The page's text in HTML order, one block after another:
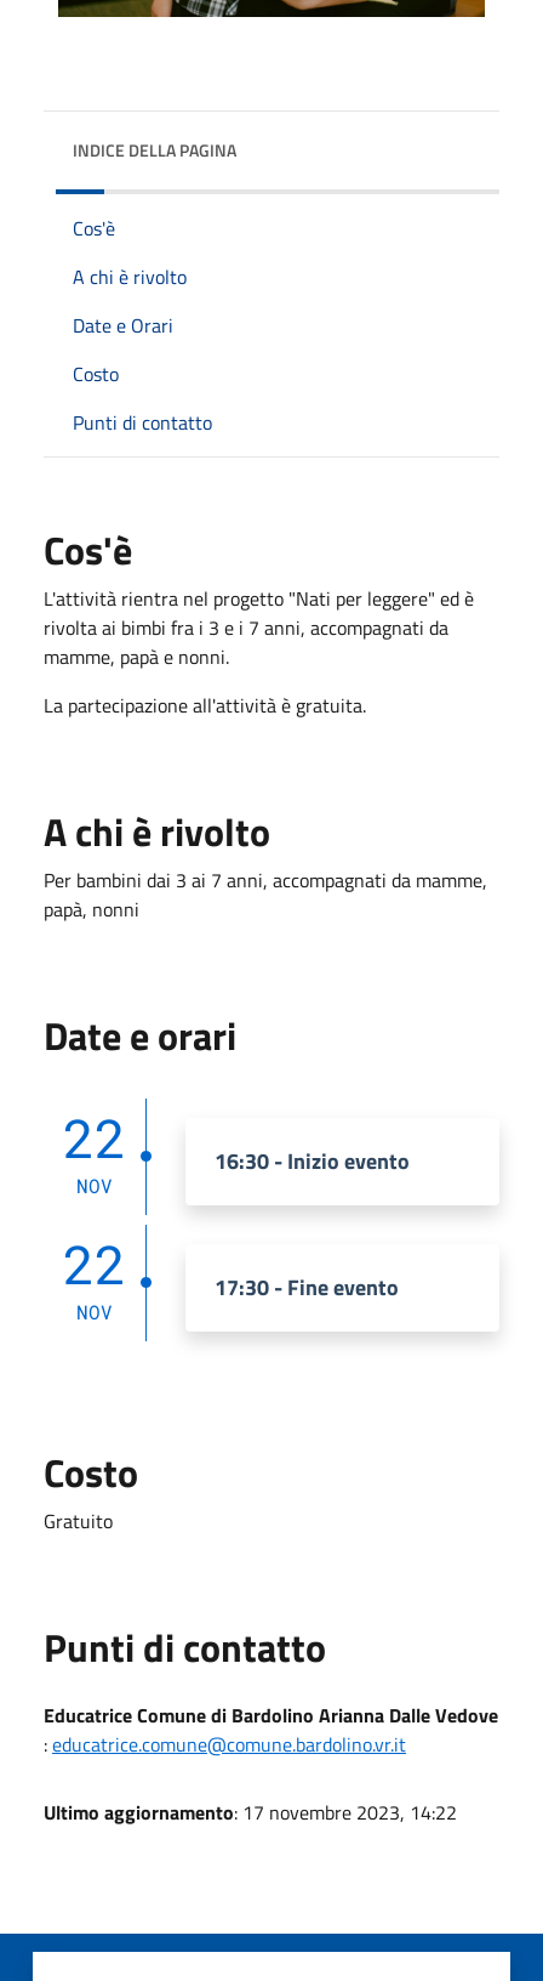
INDICE DELLA PAGINA
Cos'è
A chi è rivolto
Date e Orari
Costo
Punti di contatto
Cos'è
L'attività rientra nel progetto "Nati per leggere" ed è
rivolta ai bimbi fra i 3 e i 7 anni, accompagnati da
mamme, papà e nonni.
La partecipazione all'attività è gratuita.
A chi è rivolto
Per bambini dai 3 ai 7 anni, accompagnati da mamme,
papà, nonni
Date e orari
22
NOV
16:30 - Inizio evento
22
NOV
17:30 - Fine evento
Costo
Gratuito
Punti di contatto
Educatrice Comune di Bardolino Arianna Dalle Vedove
:educatrice.comune@comune.bardolino.vr.it
Ultimo aggiornamento: 17 novembre 2023, 14:22